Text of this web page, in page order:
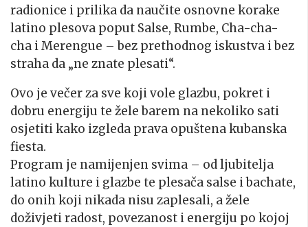
radionice i prilika da naučite osnovne korake
latino plesova poput Salse, Rumbe, Cha-cha-
cha i Merengue – bez prethodnog iskustva i bez
straha da „ne znate plesati“.
Ovo je večer za sve koji vole glazbu, pokret i
dobru energiju te žele barem na nekoliko sati
osjetiti kako izgleda prava opuštena kubanska
fiesta.
Program je namijenjen svima – od ljubitelja
latino kulture i glazbe te plesača salse i bachate,
do onih koji nikada nisu zaplesali, a žele
doživjeti radost, povezanost i energiju po kojoj